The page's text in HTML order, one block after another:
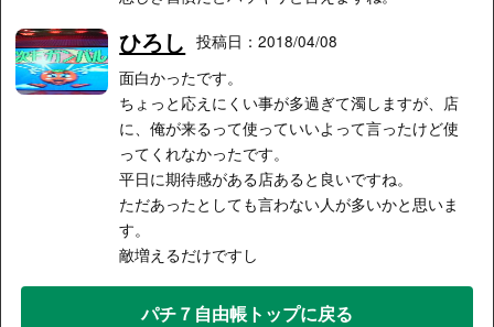
ひろし
投稿日：2018/04/08
面白かったです。
ちょっと応えにくい事が多過ぎて濁しますが、店
に、俺が来るって使っていいよって言ったけど使
ってくれなかったです。
平日に期待感がある店あると良いですね。
ただあったとしても言わない人が多いかと思いま
す。
敵増えるだけですし
パチ７自由帳トップに戻る